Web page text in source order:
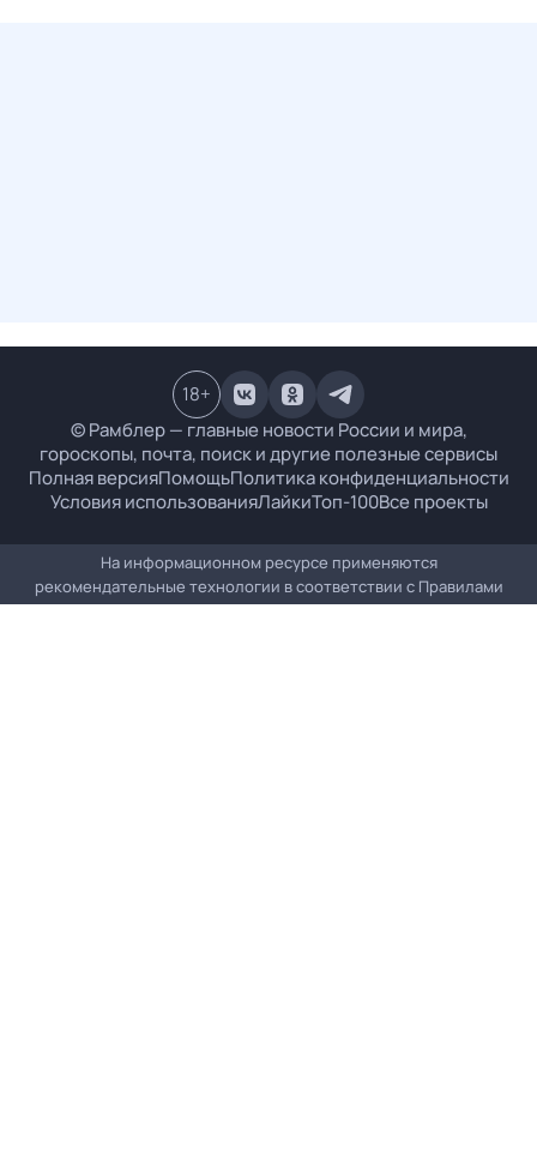
© Рамблер — главные новости России и мира,
гороскопы, почта, поиск и другие полезные сервисы
Полная версияПомощьПолитика конфиденциальности
Условия использованияЛайкиТоп-100Все проекты
18+
На информационном ресурсе применяются
рекомендательные технологии в соответствии с Правилами